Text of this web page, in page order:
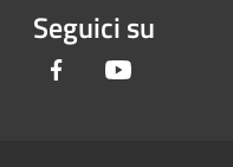
Seguici su
Facebook